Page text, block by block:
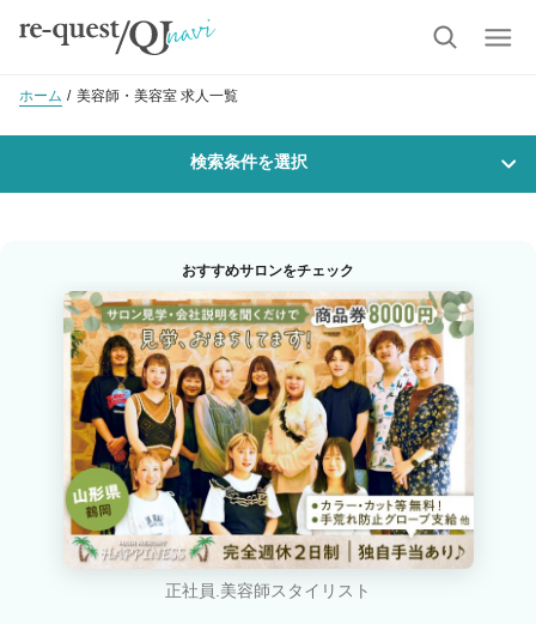
ホーム 美容師・美容室 求人一覧
検索条件を選択
沿線・駅を選択 市区町村を選択
天童市
職種・技能ランク
美容師スタイリスト 美容師アシスタント
カラーリスト
おすすめサロンをチェック
正社員.美容師スタイリスト